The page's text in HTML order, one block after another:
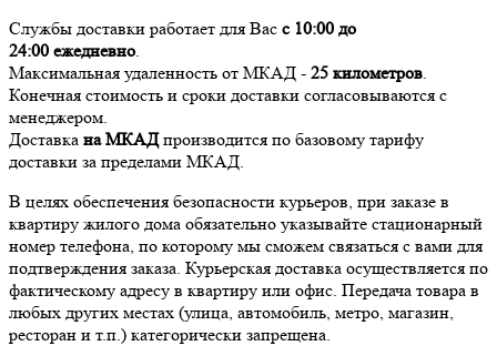
Службы доставки работает для Вас с 10:00 до
24:00 ежедневно.
Максимальная удаленность от МКАД - 25 километров.
Конечная стоимость и сроки доставки согласовываются с
менеджером.
Доставка на МКАДпроизводится по базовому тарифу
доставки за пределами МКАД.
В целях обеспечения безопасности курьеров, при заказе в
квартиру жилого дома обязательно указывайте стационарный
номер телефона, по которому мы сможем связаться с вами для
подтверждения заказа. Курьерская доставка осуществляется по
фактическому адресу в квартиру или офис. Передача товара в
любых других местах (улица, автомобиль, метро, магазин,
ресторан и т.п.) категорически запрещена.